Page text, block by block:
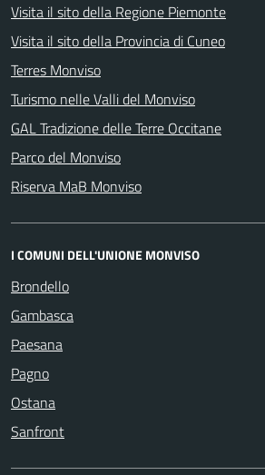
Visita il sito della Regione Piemonte
Visita il sito della Provincia di Cuneo
Terres Monviso
Turismo nelle Valli del Monviso
GAL Tradizione delle Terre Occitane
Parco del Monviso
Riserva MaB Monviso
I COMUNI DELL'UNIONE MONVISO
Brondello
Gambasca
Paesana
Pagno
Ostana
Sanfront